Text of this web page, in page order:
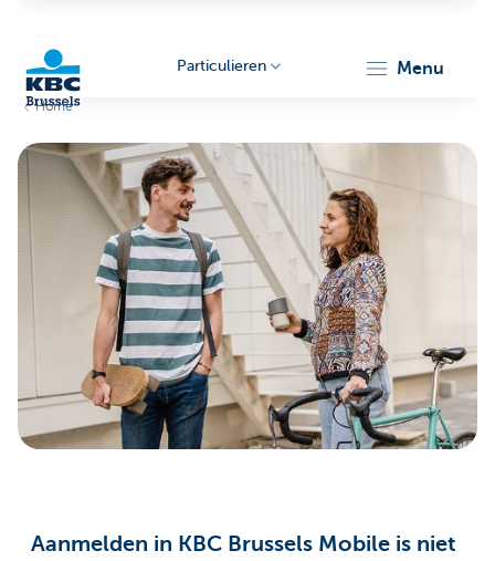
Particulieren menu
Home
Aanmelden in KBC Brussels Mobile is niet